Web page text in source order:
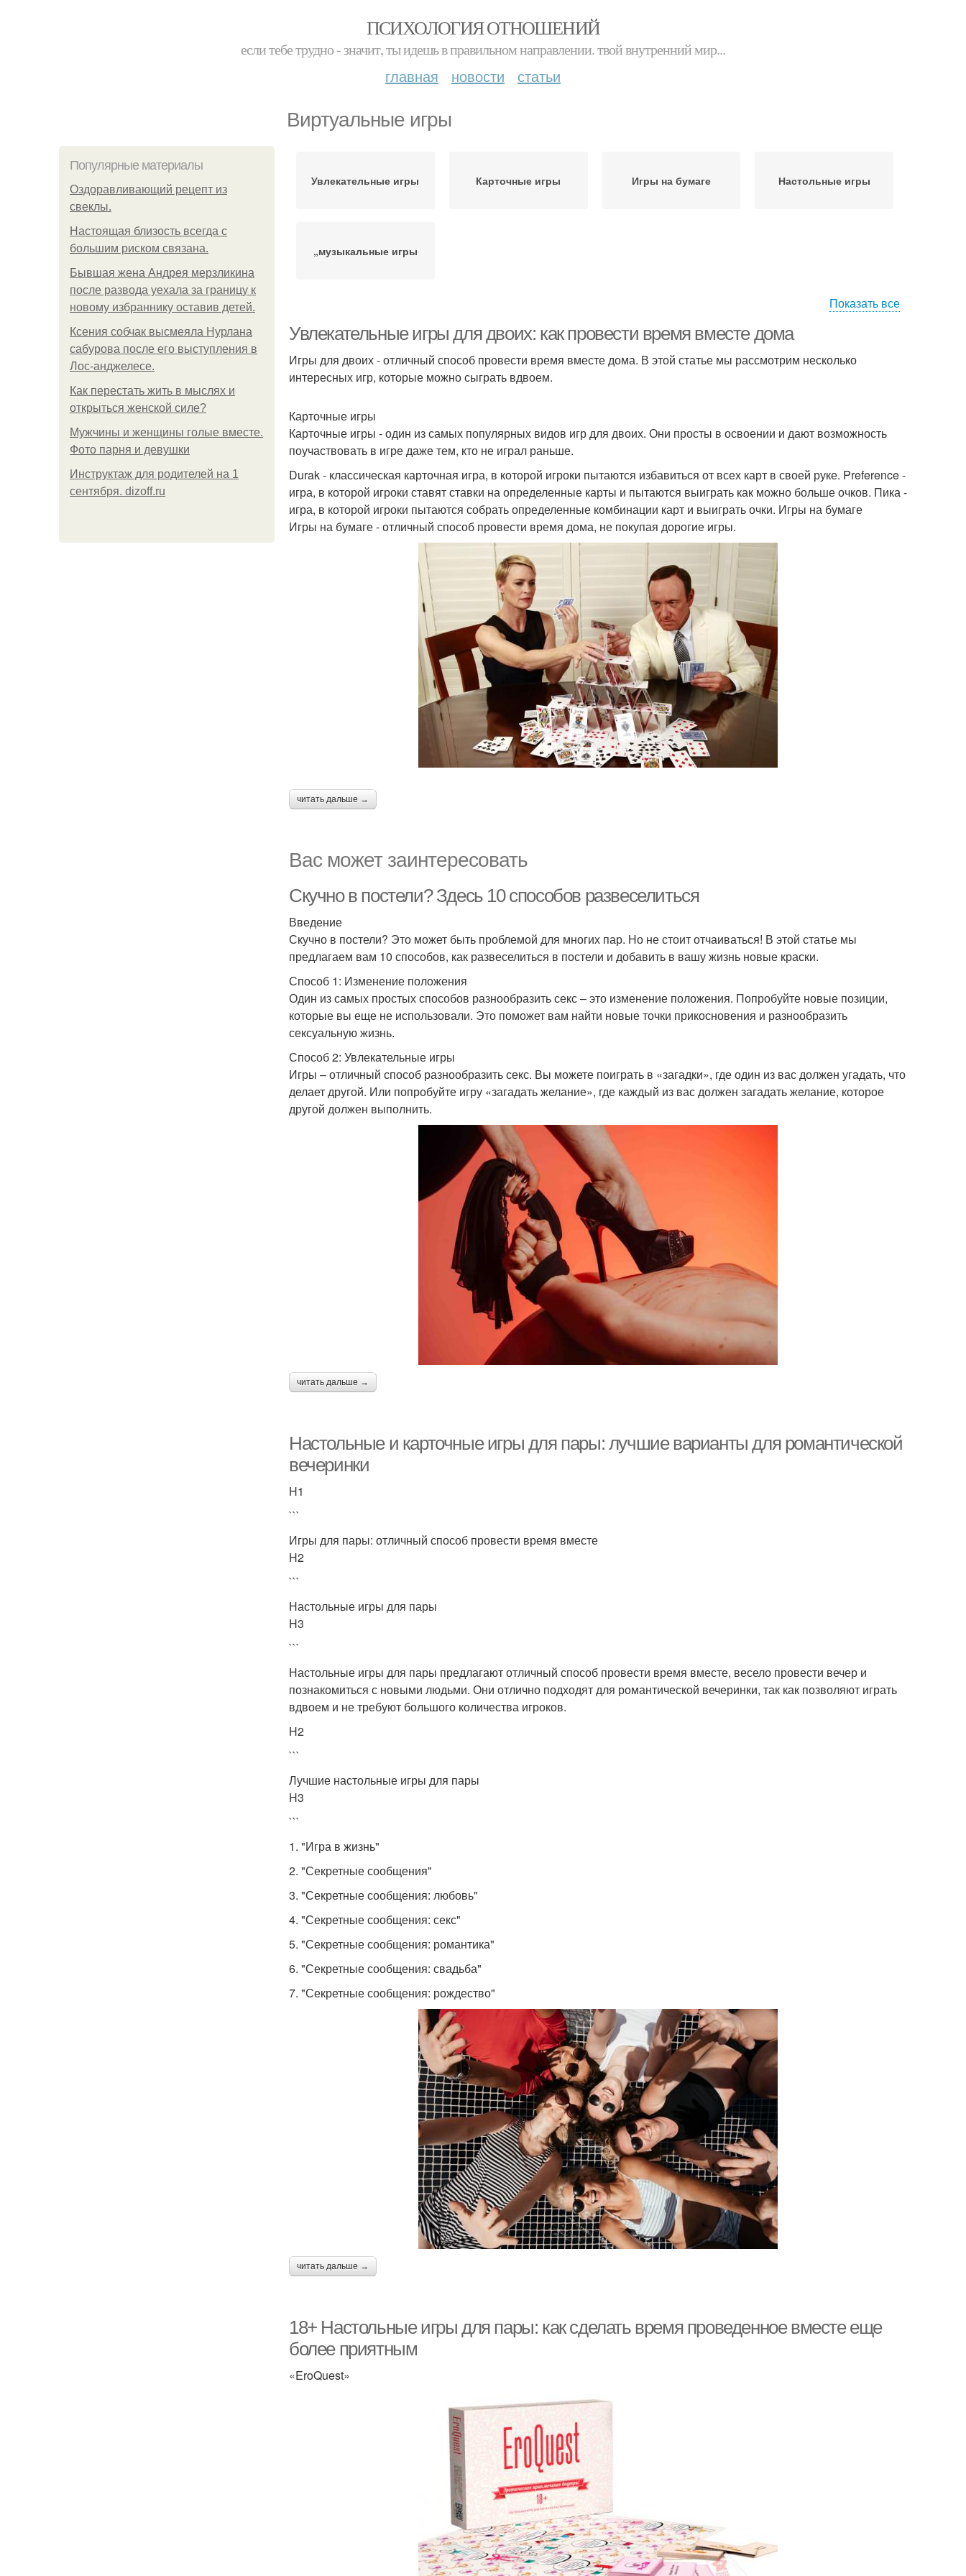
ПСИХОЛОГИЯ ОТНОШЕНИЙ
если тебе трудно - значит, ты идешь в правильном направлении. твой внутренний мир...
главная новости статьи
Виртуальные игры
Популярные материалы
Оздоравливающий рецепт из
свеклы.
Hacтоящая близость всегда с
большим риском связана.
Бывшая жена Андрея мерзликина
после развода уехала за границу к
новому избраннику оставив детей.
Ксения собчак высмеяла Нурлана
сабурова после его выступления в
Лос-анджелесе.
Как перестать жить в мыслях и
открыться женской силе?
Мужчины и женщины голые вместе.
Фото парня и девушки
Инструктаж для родителей на 1
сентября. dizoff.ru
Увлекательные игры Карточные игры Игры на бумаге Настольные игры
„музыкальные игры
Показать все
Увлекательные игры для двоих: как провести время вместе дома
Игры для двоих - отличный способ провести время вместе дома. В этой статье мы рассмотрим несколько
интересных игр, которые можно сыграть вдвоем.
Карточные игры
Карточные игры - один из самых популярных видов игр для двоих. Они просты в освоении и дают возможность
поучаствовать в игре даже тем, кто не играл раньше.
Durak - классическая карточная игра, в которой игроки пытаются избавиться от всех карт в своей руке. Preference -
игра, в которой игроки ставят ставки на определенные карты и пытаются выиграть как можно больше очков. Пика -
игра, в которой игроки пытаются собрать определенные комбинации карт и выиграть очки. Игры на бумаге
Игры на бумаге - отличный способ провести время дома, не покупая дорогие игры.
читать дальше →
Вас может заинтересовать
Скучно в постели? Здесь 10 способов развеселиться
Введение
Скучно в постели? Это может быть проблемой для многих пар. Но не стоит отчаиваться! В этой статье мы
предлагаем вам 10 способов, как развеселиться в постели и добавить в вашу жизнь новые краски.
Способ 1: Изменение положения
Один из самых простых способов разнообразить секс – это изменение положения. Попробуйте новые позиции,
которые вы еще не использовали. Это поможет вам найти новые точки прикосновения и разнообразить
сексуальную жизнь.
Способ 2: Увлекательные игры
Игры – отличный способ разнообразить секс. Вы можете поиграть в «загадки», где один из вас должен угадать, что
делает другой. Или попробуйте игру «загадать желание», где каждый из вас должен загадать желание, которое
другой должен выполнить.
читать дальше →
Настольные и карточные игры для пары: лучшие варианты для романтической
вечеринки
H1
```
Игры для пары: отличный способ провести время вместе
H2
```
Настольные игры для пары
H3
```
Настольные игры для пары предлагают отличный способ провести время вместе, весело провести вечер и
познакомиться с новыми людьми. Они отлично подходят для романтической вечеринки, так как позволяют играть
вдвоем и не требуют большого количества игроков.
H2
```
Лучшие настольные игры для пары
H3
```
1. "Игра в жизнь"
2. "Секретные сообщения"
3. "Секретные сообщения: любовь"
4. "Секретные сообщения: секс"
5. "Секретные сообщения: романтика"
6. "Секретные сообщения: свадьба"
7. "Секретные сообщения: рождество"
читать дальше →
18+ Настольные игры для пары: как сделать время проведенное вместе еще
более приятным
«EroQuest»